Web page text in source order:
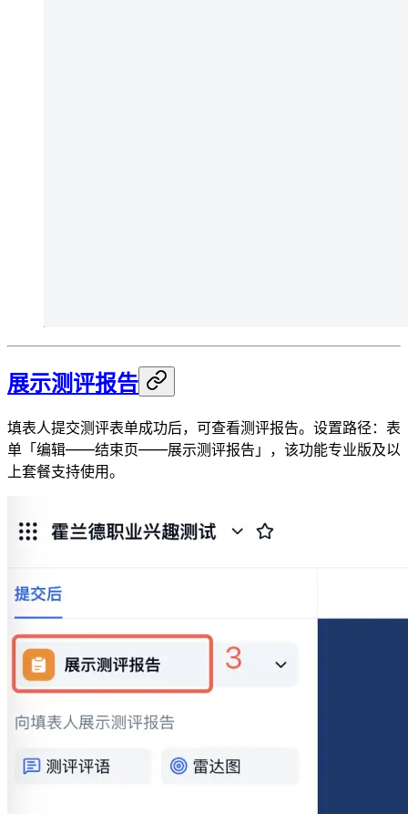
展示测评报告
填表人提交测评表单成功后，可查看测评报告。设置路径：表
单「编辑——结束页——展示测评报告」，该功能专业版及以
上套餐支持使用。